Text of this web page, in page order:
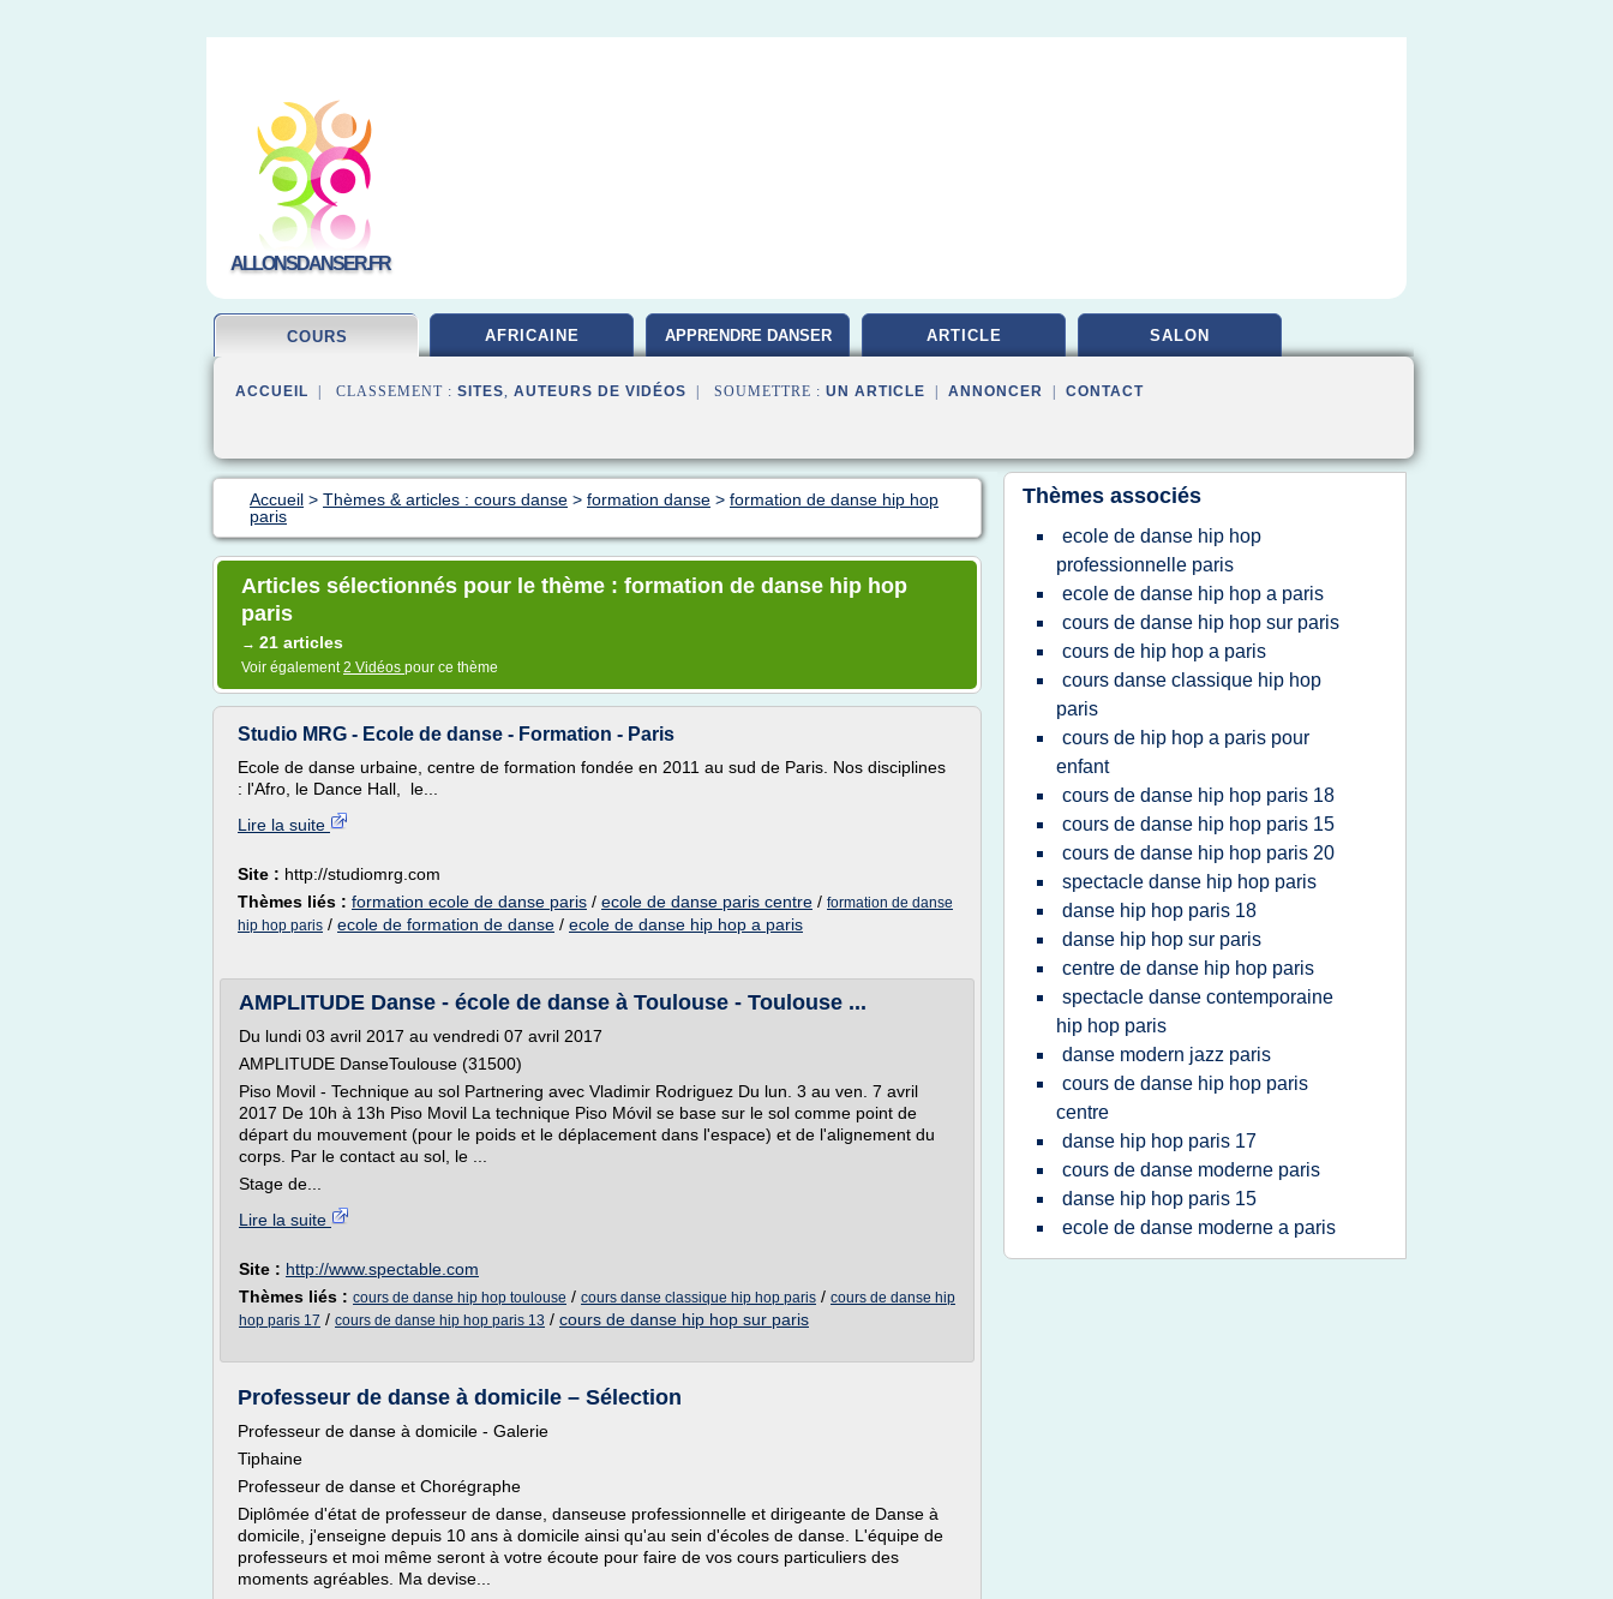
ALLONSDANSER.FR
COURS AFRICAINE APPRENDRE DANSER ARTICLE SALON
ACCUEIL | CLASSEMENT : SITES, AUTEURS DE VIDÉOS | SOUMETTRE : UN ARTICLE ANNONCER CONTACT
Accueil > Thèmes & articles : cours danse > formation danse > formation de danse hip hop
paris
Articles sélectionnés pour le thème : formation de danse hip hop
paris
→ 21 articles
Voir également2 Vidéos pour ce thème
Studio MRG - Ecole de danse - Formation - Paris
Ecole de danse urbaine, centre de formation fondée en 2011 au sud de Paris. Nos disciplines
: l'Afro, le Dance Hall, le...
Lire la suite
Site : http://studiomrg.com
Thèmes liés : formation ecole de danse paris / ecole de danse paris centre / formation de danse
hip hop paris / ecole de formation de danse / ecole de danse hip hop a paris
AMPLITUDE Danse - école de danse à Toulouse - Toulouse ...
Du lundi 03 avril 2017 au vendredi 07 avril 2017
AMPLITUDE DanseToulouse (31500)
Piso Movil - Technique au sol Partnering avec Vladimir Rodriguez Du lun. 3 au ven. 7 avril
2017 De 10h à 13h Piso Movil La technique Piso Móvil se base sur le sol comme point de
départ du mouvement (pour le poids et le déplacement dans l'espace) et de l'alignement du
corps. Par le contact au sol, le ...
Stage de...
Lire la suite
Site : http://www.spectable.com
Thèmes liés : cours de danse hip hop toulouse / cours danse classique hip hop paris / cours de danse hip
hop paris 17 / cours de danse hip hop paris 13 / cours de danse hip hop sur paris
Professeur de danse à domicile – Sélection
Professeur de danse à domicile - Galerie
Tiphaine
Professeur de danse et Chorégraphe
Diplômée d'état de professeur de danse, danseuse professionnelle et dirigeante de Danse à
domicile, j'enseigne depuis 10 ans à domicile ainsi qu'au sein d'écoles de danse. L'équipe de
professeurs et moi même seront à votre écoute pour faire de vos cours particuliers des
moments agréables. Ma devise...
Thèmes associés
ecole de danse hip hop
professionnelle paris
ecole de danse hip hop a paris
cours de danse hip hop sur paris
cours de hip hop a paris
cours danse classique hip hop
paris
cours de hip hop a paris pour
enfant
cours de danse hip hop paris 18
cours de danse hip hop paris 15
cours de danse hip hop paris 20
spectacle danse hip hop paris
danse hip hop paris 18
danse hip hop sur paris
centre de danse hip hop paris
spectacle danse contemporaine
hip hop paris
danse modern jazz paris
cours de danse hip hop paris
centre
danse hip hop paris 17
cours de danse moderne paris
danse hip hop paris 15
ecole de danse moderne a paris